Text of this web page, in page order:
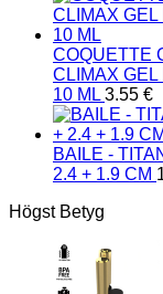
COQUETTE
CLIMAX
10 ML 3.55 €
BAILE -
2.4 + 1.9 CM
Högst Betyg